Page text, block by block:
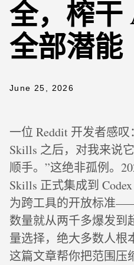
全，榨
全部潜能
June 25, 2026
一位 Reddit 开发者感
Skills 之后，对我来说
顺手。”这绝非孤例。
Skills 正式集成到 Codex
为跨工具的开放标准
数量就从两千多爆发到
量选择，绝大多数人根
这篇文章帮你把范围压